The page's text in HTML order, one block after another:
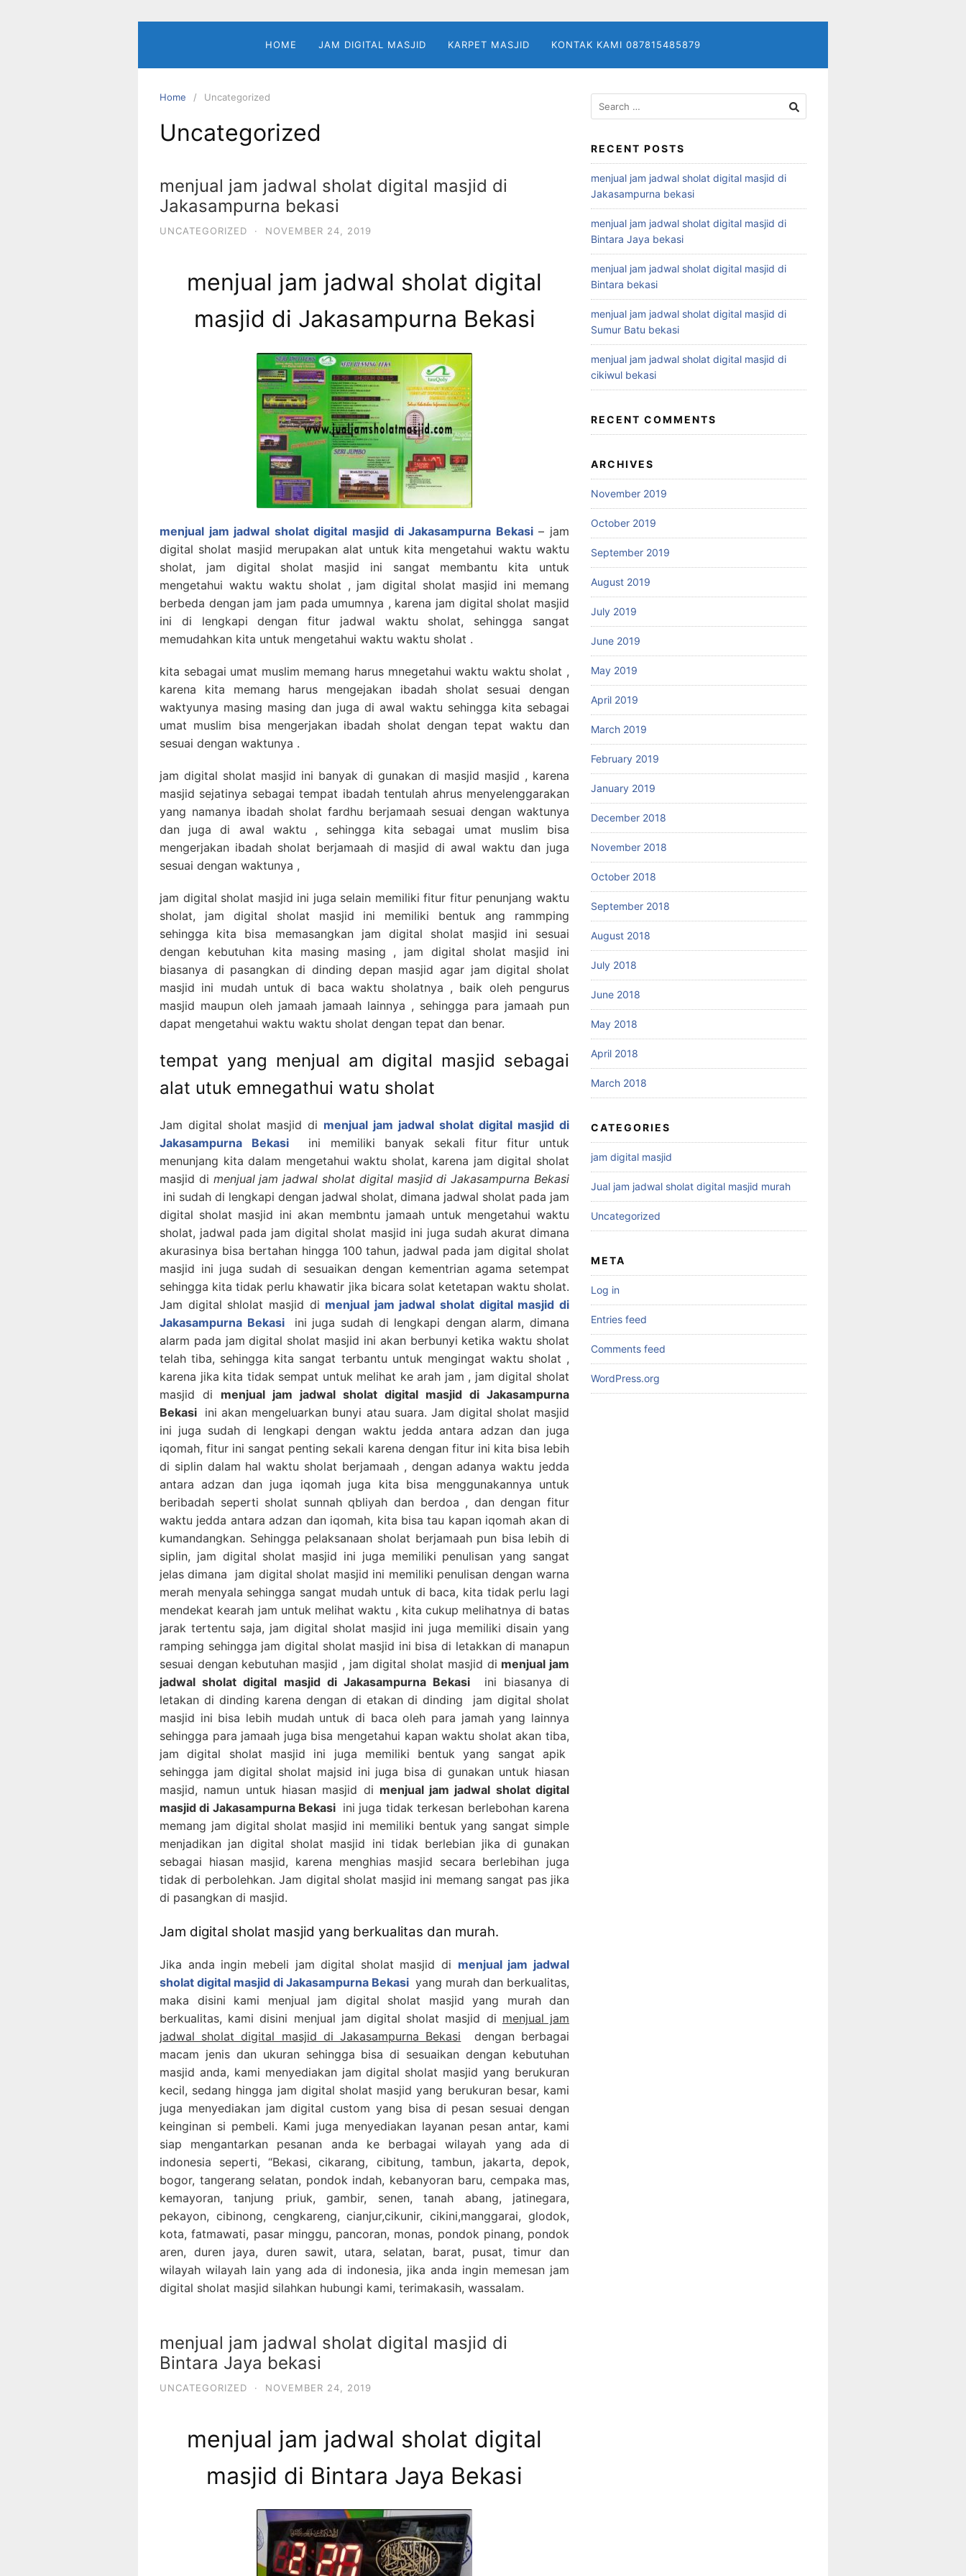
HOME JAM DIGITAL MASJID KARPET MASJID KONTAK KAMI 087815485879
Home Uncategorized
Uncategorized
menjual jam jadwal sholat digital masjid di
Jakasampurna bekasi
UNCATEGORIZED · NOVEMBER 24, 2019
menjual jam jadwal sholat digital
masjid di Jakasampurna Bekasi
menjual jam jadwal sholat digital masjid di Jakasampurna Bekasi– jam
digital sholat masjid merupakan alat untuk kita mengetahui waktu waktu
sholat, jam digital sholat masjid ini sangat membantu kita untuk
mengetahui waktu waktu sholat , jam digital sholat masjid ini memang
berbeda dengan jam jam pada umumnya , karena jam digital sholat masjid
ini di lengkapi dengan fitur jadwal waktu sholat, sehingga sangat
memudahkan kita untuk mengetahui waktu waktu sholat .
kita sebagai umat muslim memang harus mnegetahui waktu waktu sholat ,
karena kita memang harus mengejakan ibadah sholat sesuai dengan
waktyunya masing masing dan juga di awal waktu sehingga kita sebagai
umat muslim bisa mengerjakan ibadah sholat dengan tepat waktu dan
sesuai dengan waktunya .
jam digital sholat masjid ini banyak di gunakan di masjid masjid , karena
masjid sejatinya sebagai tempat ibadah tentulah ahrus menyelenggarakan
yang namanya ibadah sholat fardhu berjamaah sesuai dengan waktunya
dan juga di awal waktu , sehingga kita sebagai umat muslim bisa
mengerjakan ibadah sholat berjamaah di masjid di awal waktu dan juga
sesuai dengan waktunya ,
jam digital sholat masjid ini juga selain memiliki fitur fitur penunjang waktu
sholat, jam digital sholat masjid ini memiliki bentuk ang rammping
sehingga kita bisa memasangkan jam digital sholat masjid ini sesuai
dengan kebutuhan kita masing masing , jam digital sholat masjid ini
biasanya di pasangkan di dinding depan masjid agar jam digital sholat
masjid ini mudah untuk di baca waktu sholatnya , baik oleh pengurus
masjid maupun oleh jamaah jamaah lainnya , sehingga para jamaah pun
dapat mengetahui waktu waktu sholat dengan tepat dan benar.
tempat yang menjual am digital masjid sebagai
alat utuk emnegathui watu sholat
Jam digital sholat masjid di menjual jam jadwal sholat digital masjid di
Jakasampurna Bekasi
ini memiliki banyak sekali fitur fitur untuk
menunjang kita dalam mengetahui waktu sholat, karena jam digital sholat
masjid di menjual jam jadwal sholat digital masjid di Jakasampurna Bekasi
ini sudah di lengkapi dengan jadwal sholat, dimana jadwal sholat pada jam
digital sholat masjid ini akan membntu jamaah untuk mengetahui waktu
sholat, jadwal pada jam digital sholat masjid ini juga sudah akurat dimana
akurasinya bisa bertahan hingga 100 tahun, jadwal pada jam digital sholat
masjid ini juga sudah di sesuaikan dengan kementrian agama setempat
sehingga kita tidak perlu khawatir jika bicara solat ketetapan waktu sholat.
Jam digital shlolat masjid di menjual jam jadwal sholat digital masjid di
Jakasampurna Bekasi
ini juga sudah di lengkapi dengan alarm, dimana
alarm pada jam digital sholat masjid ini akan berbunyi ketika waktu sholat
telah tiba, sehingga kita sangat terbantu untuk mengingat waktu sholat ,
karena jika kita tidak sempat untuk melihat ke arah jam , jam digital sholat
masjid di menjual jam jadwal sholat digital masjid di Jakasampurna
Bekasi ini akan mengeluarkan bunyi atau suara. Jam digital sholat masjid
ini juga sudah di lengkapi dengan waktu jedda antara adzan dan juga
iqomah, fitur ini sangat penting sekali karena dengan fitur ini kita bisa lebih
di siplin dalam hal waktu sholat berjamaah , dengan adanya waktu jedda
antara adzan dan juga iqomah juga kita bisa menggunakannya untuk
beribadah seperti sholat sunnah qbliyah dan berdoa , dan dengan fitur
waktu jedda antara adzan dan iqomah, kita bisa tau kapan iqomah akan di
kumandangkan. Sehingga pelaksanaan sholat berjamaah pun bisa lebih di
siplin, jam digital sholat masjid ini juga memiliki penulisan yang sangat
jelas dimana jam digital sholat masjid ini memiliki penulisan dengan warna
merah menyala sehingga sangat mudah untuk di baca, kita tidak perlu lagi
mendekat kearah jam untuk melihat waktu , kita cukup melihatnya di batas
jarak tertentu saja, jam digital sholat masjid ini juga memiliki disain yang
ramping sehingga jam digital sholat masjid ini bisa di letakkan di manapun
sesuai dengan kebutuhan masjid , jam digital sholat masjid di menjual jam
jadwal sholat digital masjid di Jakasampurna Bekasi
ini biasanya di
letakan di dinding karena dengan di etakan di dinding jam digital sholat
masjid ini bisa lebih mudah untuk di baca oleh para jamah yang lainnya
sehingga para jamaah juga bisa mengetahui kapan waktu sholat akan tiba,
jam digital sholat masjid ini juga memiliki bentuk yang sangat apik
sehingga jam digital sholat majsid ini juga bisa di gunakan untuk hiasan
masjid, namun untuk hiasan masjid di menjual jam jadwal sholat digital
masjid di Jakasampurna Bekasi ini juga tidak terkesan berlebohan karena
memang jam digital sholat masjid ini memiliki bentuk yang sangat simple
menjadikan jan digital sholat masjid ini tidak berlebian jika di gunakan
sebagai hiasan masjid, karena menghias masjid secara berlebihan juga
tidak di perbolehkan. Jam digital sholat masjid ini memang sangat pas jika
di pasangkan di masjid.
Jam digital sholat masjid yang berkualitas dan murah.
Jika anda ingin mebeli jam digital sholat masjid di menjual jam jadwal
sholat digital masjid di Jakasampurna Bekasi yang murah dan berkualitas,
maka disini kami menjual jam digital sholat masjid yang murah dan
berkualitas, kami disini menjual jam digital sholat masjid di menjual jam
jadwal sholat digital masjid di Jakasampurna Bekasi dengan berbagai
macam jenis dan ukuran sehingga bisa di sesuaikan dengan kebutuhan
masjid anda, kami menyediakan jam digital sholat masjid yang berukuran
kecil, sedang hingga jam digital sholat masjid yang berukuran besar, kami
juga menyediakan jam digital custom yang bisa di pesan sesuai dengan
keinginan si pembeli. Kami juga menyediakan layanan pesan antar, kami
siap mengantarkan pesanan anda ke berbagai wilayah yang ada di
indonesia seperti, “Bekasi, cikarang, cibitung, tambun, jakarta, depok,
bogor, tangerang selatan, pondok indah, kebanyoran baru, cempaka mas,
kemayoran, tanjung priuk, gambir, senen, tanah abang, jatinegara,
pekayon, cibinong, cengkareng, cianjur,cikunir, cikini,manggarai, glodok,
kota, fatmawati, pasar minggu, pancoran, monas, pondok pinang, pondok
aren, duren jaya, duren sawit, utara, selatan, barat, pusat, timur dan
wilayah wilayah lain yang ada di indonesia, jika anda ingin memesan jam
digital sholat masjid silahkan hubungi kami, terimakasih, wassalam.
menjual jam jadwal sholat digital masjid di
Bintara Jaya bekasi
UNCATEGORIZED · NOVEMBER 24, 2019
menjual jam jadwal sholat digital
masjid di Bintara Jaya Bekasi
Search
for:
RECENT POSTS
menjual jam jadwal sholat digital masjid di
Jakasampurna bekasi
menjual jam jadwal sholat digital masjid di
Bintara Jaya bekasi
menjual jam jadwal sholat digital masjid di
Bintara bekasi
menjual jam jadwal sholat digital masjid di
Sumur Batu bekasi
menjual jam jadwal sholat digital masjid di
cikiwul bekasi
RECENT COMMENTS
ARCHIVES
November 2019
October 2019
September 2019
August 2019
July 2019
June 2019
May 2019
April 2019
March 2019
February 2019
January 2019
December 2018
November 2018
October 2018
September 2018
August 2018
July 2018
June 2018
May 2018
April 2018
March 2018
CATEGORIES
jam digital masjid
Jual jam jadwal sholat digital masjid murah
Uncategorized
META
Log in
Entries feed
Comments feed
WordPress.org